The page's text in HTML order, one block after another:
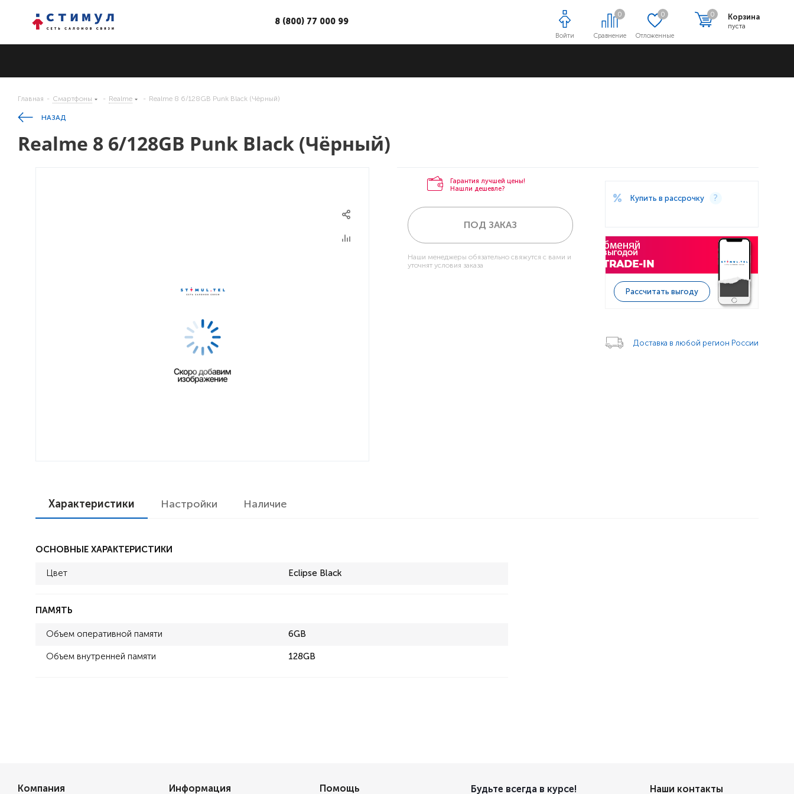
Сравнение
0
Отложенные
0 Корзина
пуста
0
Войти
8 (800) 77 000 99
Главная - Смартфоны - Realme - Realme 8 6/128GB Punk Black (Чёрный)
НАЗАД
Realme 8 6/128GB Punk Black (Чёрный)
Гарантия лучшей цены!
Нашли дешевле?
ПОД ЗАКАЗ
Наши менеджеры обязательно свяжутся с вами и
уточнят условия заказа
Купить в рассрочку
Рассчитать выгоду
Доставка в любой регион России
Характеристики Настройки Наличие
ОСНОВНЫЕ ХАРАКТЕРИСТИКИ
Цвет Eclipse Black
ПАМЯТЬ
Объем оперативной памяти 6GB
Объем внутренней памяти 128GB
Компания Информация Помощь Будьте всегда в курсе! Наши контакты